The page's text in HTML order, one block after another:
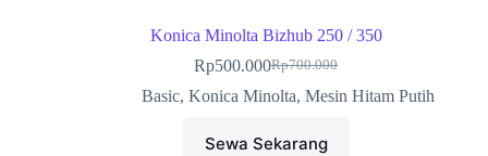
Konica Minolta Bizhub 250 / 350
Rp700.000
Rp500.000
Basic, Konica Minolta, Mesin Hitam Putih
Sewa Sekarang